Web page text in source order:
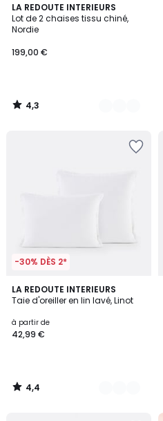
LA REDOUTE INTERIEURS
Lot de 2 chaises tissu chiné,
Nordie
199,00 €
4,3
/ 5
3
Couleurs
4,3
/
-30% DÈS 2*
LA REDOUTE INTERIEURS
Taie d'oreiller en lin lavé, Linot
à partir de
42,99 €
4,4
/ 5
21
Couleurs
4,4
/